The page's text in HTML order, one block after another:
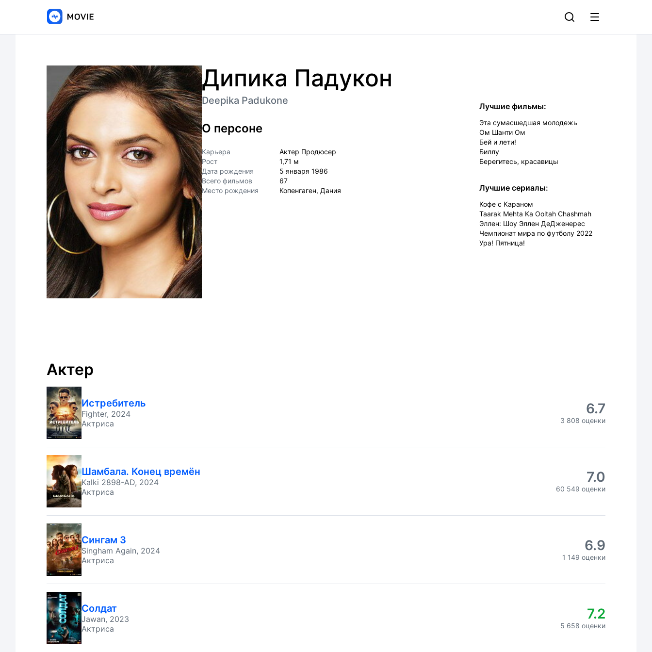
Дипика Падукон
Deepika Padukone
О персоне
Карьера
Актер Продюсер
Рост
1,71 м
Дата рождения
5 января 1986
Всего фильмов
67
Место рождения
Копенгаген, Дания
Лучшие фильмы:
Эта сумасшедшая молодежь
Ом Шанти Ом
Бей и лети!
Биллу
Берегитесь, красавицы
Лучшие сериалы:
Кофе с Караном
Taarak Mehta Ka Ooltah Chashmah
Эллен: Шоу Эллен ДеДженерес
Чемпионат мира по футболу 2022
Ура! Пятница!
Актер
Истребитель
Fighter, 2024
Актриса
6.7
3 808 оценки
Шамбала. Конец времён
Kalki 2898-AD, 2024
Актриса
7.0
60 549 оценки
Сингам 3
Singham Again, 2024
Актриса
6.9
1 149 оценки
Солдат
Jawan, 2023
Актриса
7.2
5 658 оценки